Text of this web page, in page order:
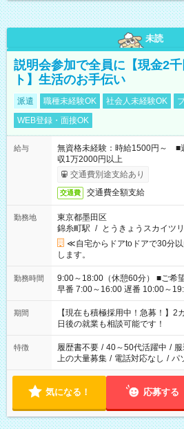
未読
説明会参加で全員に【現金2
ト】生活のお手伝い
派遣 職種未経験OK 社会人未経験OK
WEB登録・面接OK
給与
無資格未経験：時給1500円～
収1万2000円以上
交通費別途支給あり
交通費 交通費全額支給
勤務地
東京都墨田区
錦糸町駅 / とうきょうスカイツ
≪自宅からドアtoドアで30分
します。
勤務時間
9:00～18:00（休憩60分） ■ご希望があれば下記シフトもOK！
早番 7:00～16:00 遅番 10:00～19:00 「家族と休みを合
い」 「余裕を持って夕飯の準備
たくない」 など、ご希望を教えてください
の方へ 今ご覧のお仕事で希望す
の勤務時間。 合計で週40時間を
期間
【現在も積極採用中！急募！】
日後の就業も相談可能です！
特徴 履歴書不要 / 40～50代活躍中 /
上の大量募集 / 電話対応なし / パ
気になる！ 応募する